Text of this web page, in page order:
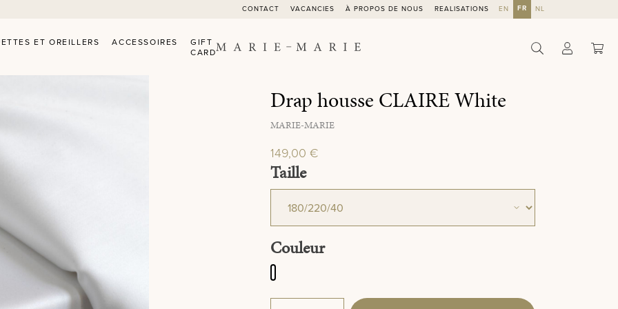
CONTACT VACANCIES À PROPOS DE NOUS REALISATIONS EN FR NL
ET OREILLERS ACCESSOIRES
GIFT
CARD
Drap housse CLAIRE White
MARIE-MARIE
149,00 €
Sélectionnez
Taille
Sélectionnez
Couleur
White